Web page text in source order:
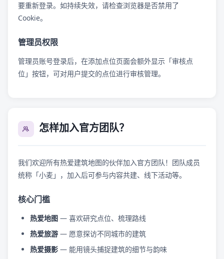
要重新登录。如持续失效，请检查浏览器是否禁用了
Cookie。
管理员权限
管理员账号登录后，在添加点位页面会额外显示「审核点
位」按钮，可对用户提交的点位进行审核管理。
怎样加入官方团队？
我们欢迎所有热爱建筑地图的伙伴加入官方团队！团队成员
统称「小麦」，加入后可参与内容共建、线下活动等。
核心门槛
热爱地图 — 喜欢研究点位、梳理路线
热爱旅游 — 愿意探访不同城市的建筑
热爱摄影 — 能用镜头捕捉建筑的细节与韵味